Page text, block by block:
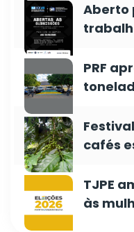
Aberto
PRF
cafés
TJPE
às